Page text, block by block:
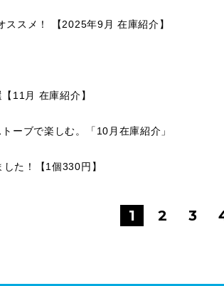
スメ！ 【2025年9月 在庫紹介】
11月 在庫紹介】
ーブで楽しむ。「10月在庫紹介」
た！【1個330円】
1 2 3